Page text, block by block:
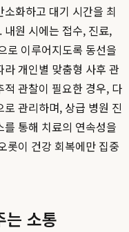
화하고 대기 시간을 최
원 시에는 접수, 진료,
로 이루어지도록 동선을
개인별 맞춤형 사후 관
관찰이 필요한 경우, 다
관리하며, 상급 병원 진
통해 치료의 연속성을
롯이 건강 회복에만 집중
는 소통